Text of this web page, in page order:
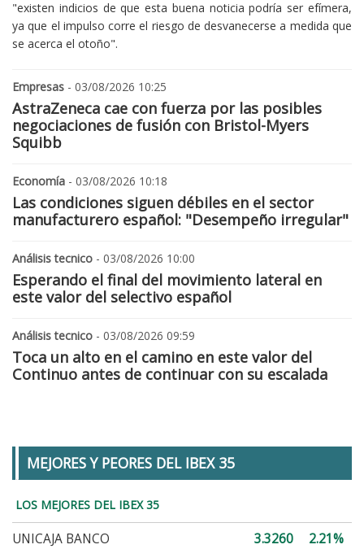
"existen indicios de que esta buena noticia podría ser efímera,
ya que el impulso corre el riesgo de desvanecerse a medida que
se acerca el otoño".
Empresas - 03/08/2026 10:25
AstraZeneca cae con fuerza por las posibles
negociaciones de fusión con Bristol-Myers
Squibb
Economía - 03/08/2026 10:18
Las condiciones siguen débiles en el sector
manufacturero español: "Desempeño irregular"
Análisis tecnico - 03/08/2026 10:00
Esperando el final del movimiento lateral en
este valor del selectivo español
Análisis tecnico - 03/08/2026 09:59
Toca un alto en el camino en este valor del
Continuo antes de continuar con su escalada
MEJORES Y PEORES DEL IBEX 35
LOS MEJORES DEL IBEX 35
UNICAJA BANCO 3.3260
2.21%